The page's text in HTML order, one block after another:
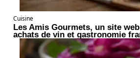
Cuisine
Les Amis Gourmets, un site
achats de vin et gastronomie